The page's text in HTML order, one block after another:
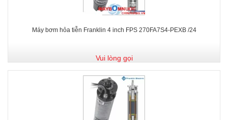
Máy bơm hỏa tiễn Franklin 4 inch FPS 270FA7S4-PEXB /24
Vui lòng gọi